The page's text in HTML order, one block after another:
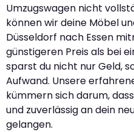
Umzugswagen nicht
können wir deine Möbel
Düsseldorf nach Essen
günstigeren Preis als bei
sparst du nicht nur Geld,
Aufwand. Unsere
kümmern sich darum,
und zuverlässig an dein
gelangen.